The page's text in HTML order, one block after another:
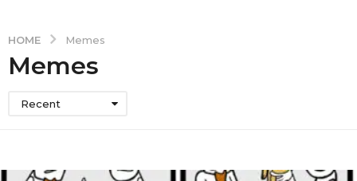
HOME Memes
Memes
Recent